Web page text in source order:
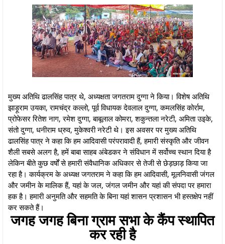
मुख्य अतिथि ढालसिंह पात्र थे, अध्यक्षता जगतराम दुग्गा ने किया। विशेष अतिथि
झाड़ूराम उयका, रामचंद्र कल्लो, पूर्व विधायक देवलाल दुग्गा, कमलसिंह कोर्राम,
प्रोफेसर रितेश नाग, रमेश दुग्गा, बाबूलाल कोमरा, शकुन्तला नरेटी, अमिता उइके,
संतो दुग्गा, धनीराम ध्रुव, मुकेश्वरी नरेटी थे। इस अवसर पर मुख्य अतिथि
ढालसिंह पात्र ने कहा कि हम आदिवासी परंपरावादी हैं, हमारी संस्कृति और जीवन
शैली सबसे अलग है, हमें बाबा साहब अंबेडकर ने संविधान में सर्वोच्च स्थान दिया है
लेकिन बीते कुछ वर्षों से हमारी संवैधानिक अधिकार से तेजी से छेड़छाड़ किया जा
रहा है। कार्यक्रम के अध्यक्ष जगतराम ने कहा कि हम आदिवासी, मूलनिवासी जंगल
और जमीन के मालिक हैं, यहां के जल, जंगल जमीन और यहां की संपदा पर हमारा
हक है। हमारी अनुमति और सहमति के बिना यहां शासन प्रशासन भी हस्तक्षेप नहीं
कर सकते हैं।
जगह जगह बिना ग्राम सभा के कैंप स्थापित
कर रही है